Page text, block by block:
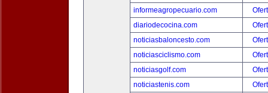
informeagropecuario.com
diariodecocina.com
noticiasbaloncesto.com
noticiasciclismo.com
noticiasgolf.com
noticiastenis.com